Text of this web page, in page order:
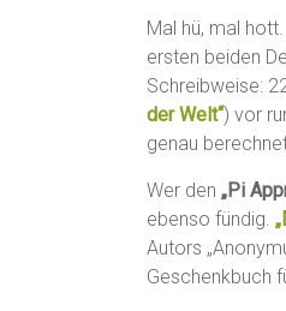
Mal hü, mal
ersten beiden
Schreibweise:
der Welt“) vor
genau
Wer den „Pi
ebenso fündig.
Autors
Geschenkbuch